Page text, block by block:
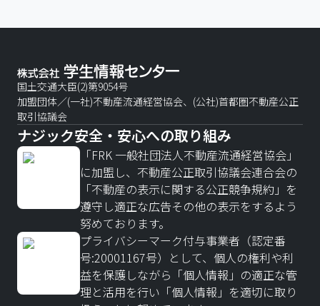
国土交通大臣(2)第9054号
加盟団体／(一社)不動産流通経営協会、(公社)首都圏不動産公正
取引協議会
ナジック安全・安心への取り組み
「FRK 一般社団法人不動産流通経営協会」
に加盟し、不動産公正取引協議会連合会の
「不動産の表示に関する公正競争規約」を
遵守し適正な広告その他の表示をするよう
努めております。
プライバシーマーク付与事業者（認定番
号:20001167号）として、個人の権利や利
益を保護しながら「個人情報」の適正な管
理と活用を行い「個人情報」を適切に取り